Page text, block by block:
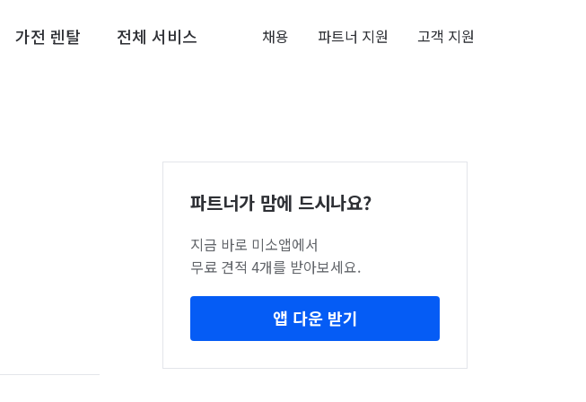
가전 렌탈 전체 서비스 채용 파트너 지원 고객 지원
파트너가 맘에 드시나요?
지금 바로 미소앱에서
무료 견적 4개를 받아보세요.
앱 다운 받기